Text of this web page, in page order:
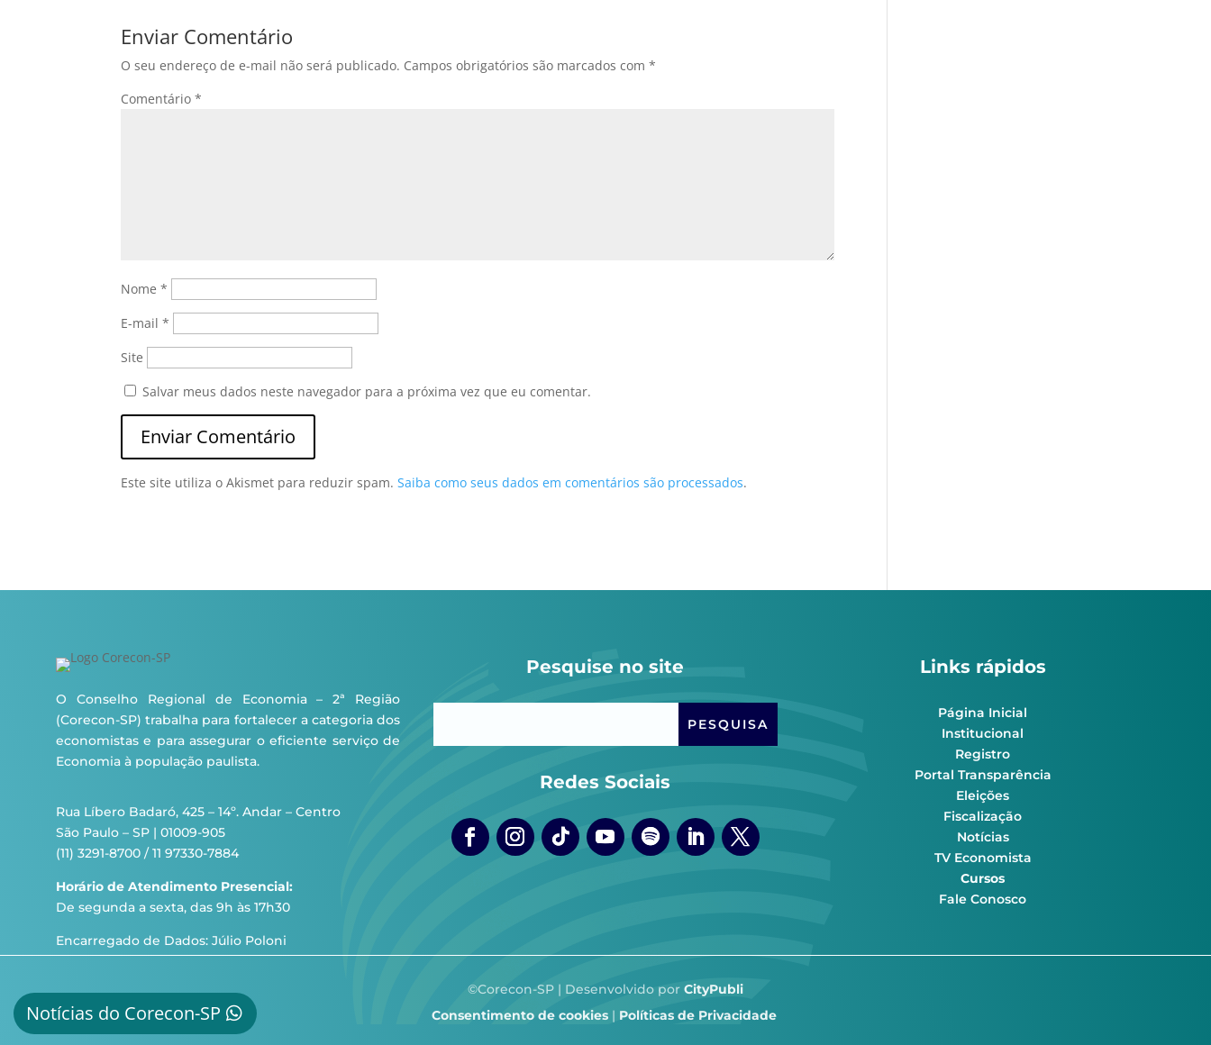
Enviar Comentário
O seu endereço de e-mail não será publicado. Campos obrigatórios são marcados com*
Comentário*
Nome*
E-mail*
Site
Salvar meus dados neste navegador para a próxima vez que eu comentar.
Este site utiliza o Akismet para reduzir spam.Saiba como seus dados em comentários são processados.
O Conselho Regional de Economia – 2ª Região
(Corecon-SP) trabalha para fortalecer a categoria dos
economistas e para assegurar o eficiente serviço de
Economia à população paulista.
Rua Líbero Badaró, 425 – 14º. Andar – Centro
São Paulo – SP | 01009-905
(11) 3291-8700 / 11 97330-7884
Horário de Atendimento Presencial:
De segunda a sexta, das 9h às 17h30
Encarregado de Dados: Júlio Poloni
Notícias do Corecon-SP
Pesquise no site
Redes Sociais
Links rápidos
Página Inicial
Institucional
Registro
Portal Transparência
Eleições
Fiscalização
Notícias
TV Economista
Cursos
Fale Conosco
©Corecon-SP | Desenvolvido por CityPubli
Consentimento de cookies| Políticas de Privacidade